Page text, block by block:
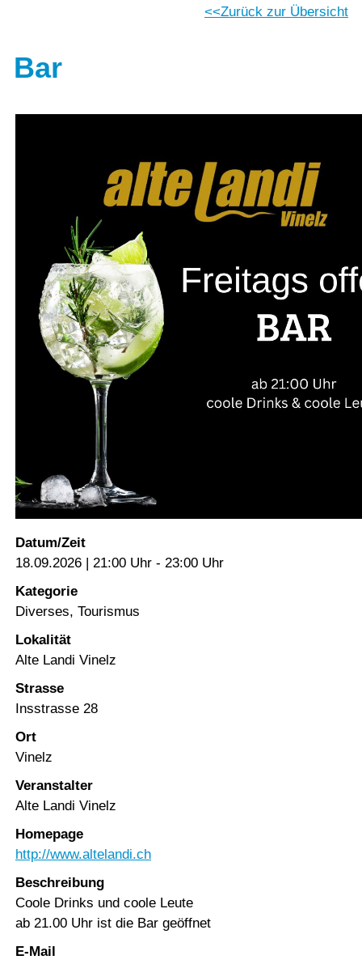
Zurück zur Übersicht
Bar
Datum/Zeit
18.09.2026 | 21:00 Uhr - 23:00 Uhr
Kategorie
Diverses, Tourismus
Lokalität
Alte Landi Vinelz
Strasse
Insstrasse 28
Ort
Vinelz
Veranstalter
Alte Landi Vinelz
Homepage
http://www.altelandi.ch
Beschreibung
Coole Drinks und coole Leute
ab 21.00 Uhr ist die Bar geöffnet
E-Mail